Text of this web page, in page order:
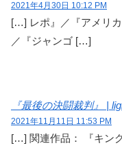
2021年4月30日 10:12 PM
[…] レポ』／『アメリカ
／『ジャンゴ […]
『最後の決闘裁判』 |
2021年11月11日 11:53 PM
[…] 関連作品： 『キン